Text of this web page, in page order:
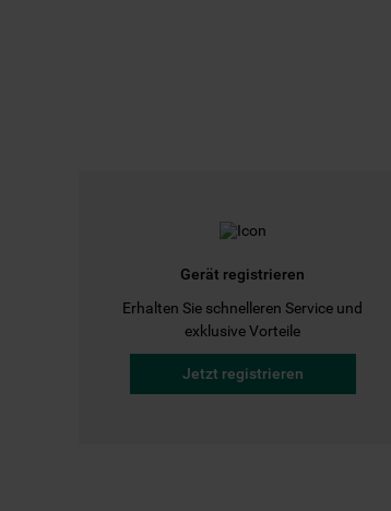
Gerät registrieren
Erhalten Sie schnelleren Service und
exklusive Vorteile
Jetzt registrieren